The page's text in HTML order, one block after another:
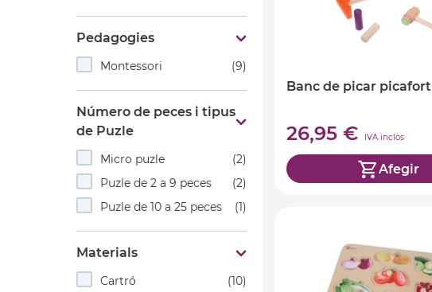
Pedagogies
Montessori (9)
Número de peces i tipus
de Puzle
Micro puzle
(2)
Puzle de 2 a 9 peces
(2)
Puzle de 10 a 25 peces
(1)
Materials
Cartró
(10)
Banc de picar picafort
26,95 € IVA inclòs
Afegir